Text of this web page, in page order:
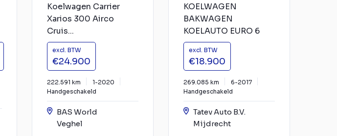
Koelwagen Carrier
Xarios 300 Airco
Cruis...
excl. BTW
€24.900
222.591 km
1-2020
Handgeschakeld
BAS World
Veghel
KOELWAGEN
BAKWAGEN
KOELAUTO EURO 6
excl. BTW
€18.900
269.085 km
6-2017
Handgeschakeld
Tatev Auto B.V.
Mijdrecht